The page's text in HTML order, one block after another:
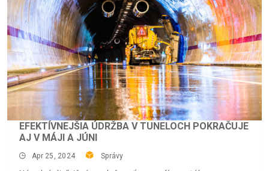
EFEKTÍVNEJŠIA ÚDRŽBA V TUNELOCH POKRAČUJE
AJ V MÁJI A JÚNI
Apr 25, 2024 Správy